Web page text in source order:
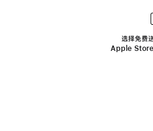
选择免费
Apple Store